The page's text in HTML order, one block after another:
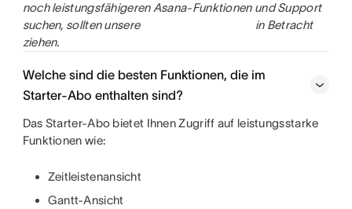
noch leistungsfähigeren Asana-Funktionen und Support
suchen, sollten unsere
in Betracht
ziehen.
Welche sind die besten Funktionen, die im
Starter-Abo enthalten sind?
Das Starter-Abo bietet Ihnen Zugriff auf leistungsstarke
Funktionen wie:
Zeitleistenansicht
Gantt-Ansicht